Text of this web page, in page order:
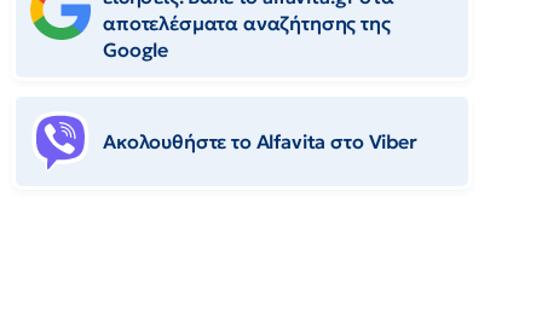
αποτελέσματα αναζήτησης της
Google
Ακολουθήστε το Αlfavita στο Viber